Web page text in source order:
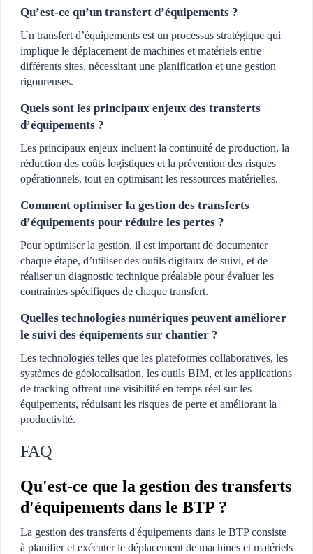
Qu’est-ce qu’un transfert d’équipements ?
Un transfert d’équipements est un processus stratégique qui
implique le déplacement de machines et matériels entre
différents sites, nécessitant une planification et une gestion
rigoureuses.
Quels sont les principaux enjeux des transferts
d’équipements ?
Les principaux enjeux incluent la continuité de production, la
réduction des coûts logistiques et la prévention des risques
opérationnels, tout en optimisant les ressources matérielles.
Comment optimiser la gestion des transferts
d’équipements pour réduire les pertes ?
Pour optimiser la gestion, il est important de documenter
chaque étape, d’utiliser des outils digitaux de suivi, et de
réaliser un diagnostic technique préalable pour évaluer les
contraintes spécifiques de chaque transfert.
Quelles technologies numériques peuvent améliorer
le suivi des équipements sur chantier ?
Les technologies telles que les plateformes collaboratives, les
systèmes de géolocalisation, les outils BIM, et les applications
de tracking offrent une visibilité en temps réel sur les
équipements, réduisant les risques de perte et améliorant la
productivité.
FAQ
Qu'est-ce que la gestion des transferts
d'équipements dans le BTP ?
La gestion des transferts d'équipements dans le BTP consiste
à planifier et exécuter le déplacement de machines et matériels